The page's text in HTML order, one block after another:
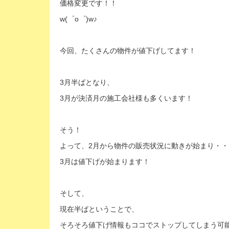
価格変更です！！
w(゜o゜)w♪
今回、たくさんの物件が値下げしてます！
3月半ばとなり、
3月が決済月の施工会社様も多くいます！
そう！
よって、2月から物件の販売状況に動きが始まり・・
3月は値下げが始まります！
そして、
現在半ばということで、
そろそろ値下げ情報もココでストップしてしまう可